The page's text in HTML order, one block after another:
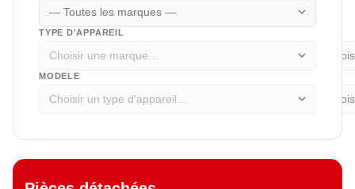
expand_more
TYPE D'APPAREIL
expand_more
MODELE
expand_more